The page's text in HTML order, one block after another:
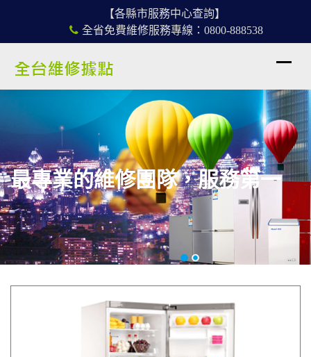
【各縣市服務中心查詢】
全省免費維修服務專線：0800-888538
最專業的維修團隊，服務第一